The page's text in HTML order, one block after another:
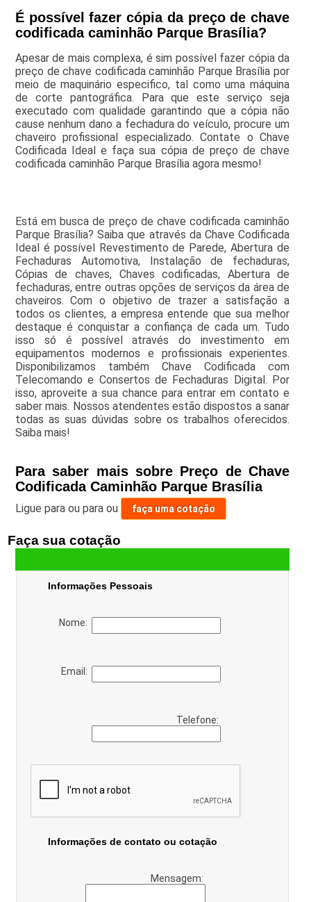
É possível fazer cópia da preço de chave
codificada caminhão Parque Brasília?
Apesar de mais complexa, é sim possível fazer cópia da
preço de chave codificada caminhão Parque Brasília por
meio de maquinário especifico, tal como uma máquina
de corte pantográfica. Para que este serviço seja
executado com qualidade garantindo que a cópia não
cause nenhum dano a fechadura do veículo, procure um
chaveiro profissional especializado. Contate o Chave
Codificada Ideal e faça sua cópia de preço de chave
codificada caminhão Parque Brasília agora mesmo!
Está em busca de preço de chave codificada caminhão
Parque Brasília? Saiba que através da Chave Codificada
Ideal é possível Revestimento de Parede, Abertura de
Fechaduras Automotiva, Instalação de fechaduras,
Cópias de chaves, Chaves codificadas, Abertura de
fechaduras, entre outras opções de serviços da área de
chaveiros. Com o objetivo de trazer a satisfação a
todos os clientes, a empresa entende que sua melhor
destaque é conquistar a confiança de cada um. Tudo
isso só é possível através do investimento em
equipamentos modernos e profissionais experientes.
Disponibilizamos também Chave Codificada com
Telecomando e Consertos de Fechaduras Digital. Por
isso, aproveite a sua chance para entrar em contato e
saber mais. Nossos atendentes estão dispostos a sanar
todas as suas dúvidas sobre os trabalhos oferecidos.
Saiba mais!
Para saber mais sobre Preço de Chave
Codificada Caminhão Parque Brasília
Ligue para ou para ou faça uma cotação
Faça sua cotação
Informações Pessoais
Nome:
Email:
Telefone:
Informações de contato ou cotação
Mensagem: